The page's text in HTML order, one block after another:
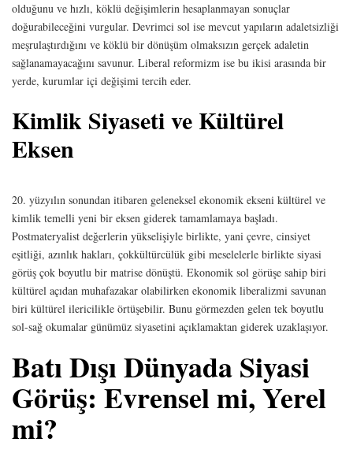
olduğunu ve hızlı, köklü değişimlerin hesaplanmayan sonuçlar
doğurabileceğini vurgular. Devrimci sol ise mevcut yapıların adaletsizliği
meşrulaştırdığını ve köklü bir dönüşüm olmaksızın gerçek adaletin
sağlanamayacağını savunur. Liberal reformizm ise bu ikisi arasında bir
yerde, kurumlar içi değişimi tercih eder.
Kimlik Siyaseti ve Kültürel
Eksen
20. yüzyılın sonundan itibaren geleneksel ekonomik ekseni kültürel ve
kimlik temelli yeni bir eksen giderek tamamlamaya başladı.
Postmateryalist değerlerin yükselişiyle birlikte, yani çevre, cinsiyet
eşitliği, azınlık hakları, çokkültürcülük gibi meselelerle birlikte siyasi
görüş çok boyutlu bir matrise dönüştü. Ekonomik sol görüşe sahip biri
kültürel açıdan muhafazakar olabilirken ekonomik liberalizmi savunan
biri kültürel ilericilikle örtüşebilir. Bunu görmezden gelen tek boyutlu
sol-sağ okumalar günümüz siyasetini açıklamaktan giderek uzaklaşıyor.
Batı Dışı Dünyada Siyasi
Görüş: Evrensel mi, Yerel
mi?